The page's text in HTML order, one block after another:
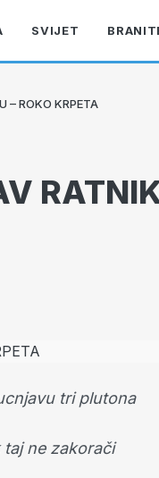
SVIJET
– ROKO KRPETA
tri plutona
ne zakorači